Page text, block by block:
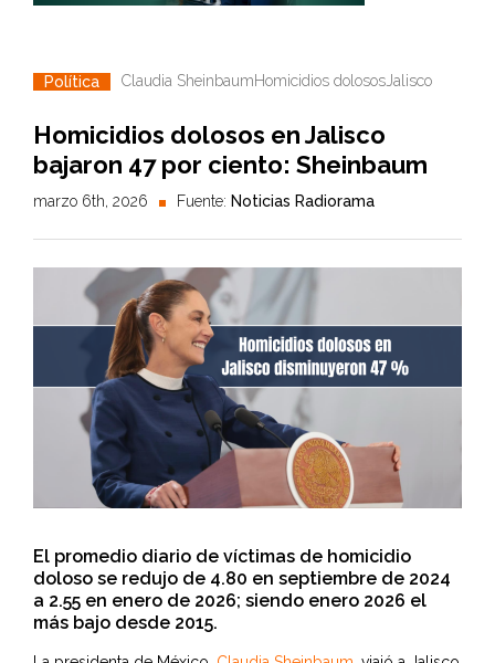
Política Claudia SheinbaumHomicidios dolosos Jalisco
Homicidios dolosos en Jalisco
bajaron 47 por ciento: Sheinbaum
marzo 6th, 2026 Fuente: Noticias Radiorama
El promedio diario de víctimas de homicidio
doloso se redujo de 4.80 en septiembre de 2024
a 2.55 en enero de 2026; siendo enero 2026 el
más bajo desde 2015.